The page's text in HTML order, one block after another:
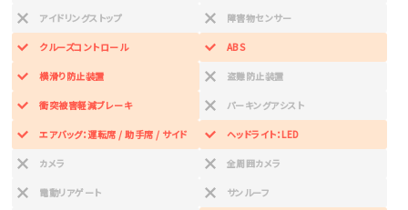
アイドリングストップ 障害物センサー
クルーズコントロール ABS
横滑り防止装置 盗難防止装置
衝突被害軽減ブレーキ パーキングアシスト
エアバッグ：運転席 / 助手席 / サイド ヘッドライト：LED
カメラ 全周囲カメラ
電動リアゲート サンルーフ